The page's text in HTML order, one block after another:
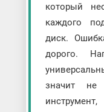
который
каждого
диск.
дорого.
значит не